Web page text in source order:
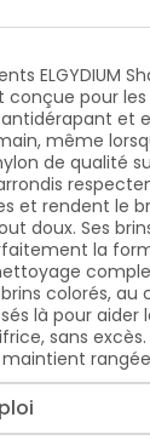
ELGYDIUM
conçue pour
et
même
de qualité
et rendent le
doux. Ses
la
colorés,
là pour aider
sans
maintient